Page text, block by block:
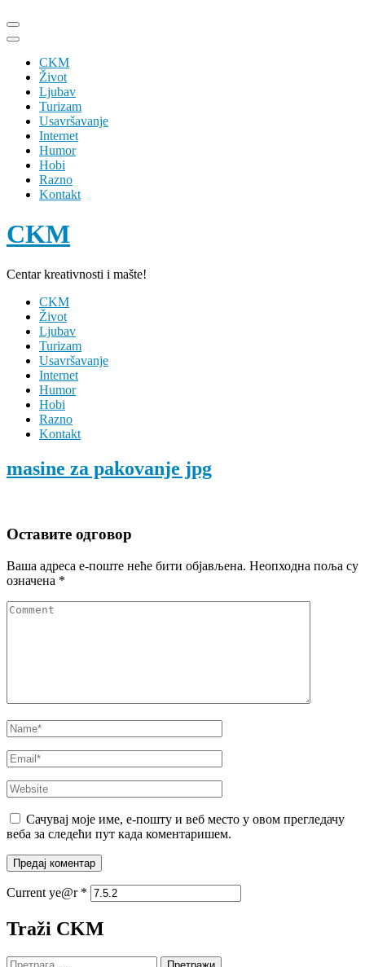
Skip
to
(Press
Enter)
CKM
Život
Ljubav
Turizam
Usavršavanje
Internet
Humor
Hobi
Razno
Kontakt
CKM
Centar kreativnosti i mašte!
CKM
Život
Ljubav
Turizam
Usavršavanje
Internet
Humor
Hobi
Razno
Kontakt
masine za pakovanje jpg
Оставите одговор
Ваша адреса е-поште неће бити објављена. Неопходна поља су
означена *
Comment
Name*
Email*
Website
Сачувај моје име, е-пошту и веб место у овом прегледачу
веба за следећи пут када коментаришем.
Current ye@r *
Traži CKM
Претрага